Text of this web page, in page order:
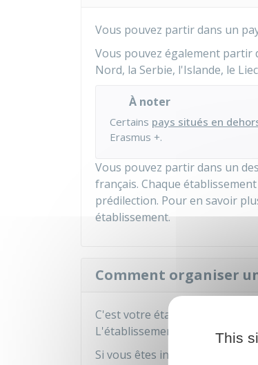
Vous pouvez partir dans un
Vous pouvez également partir
Nord, la Serbie, l'Islande, le
À noter
Certains pays situés en
Erasmus +.
Vous pouvez partir dans un
français. Chaque
prédilection. Pour en savoir
établissement.
Comment organiser
C'est votre établissement
L'établissement doit avoir une
Si vous êtes intéressé par une
This